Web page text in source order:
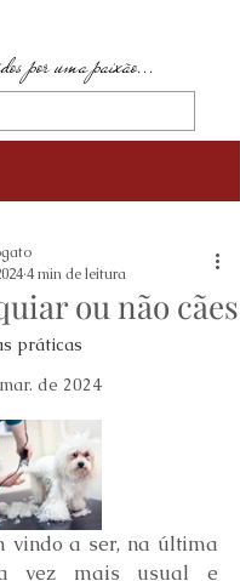
por uma paixão...
práticas
ou não cães
4 min de leitura
de 2024
NaN de 5 estrelas.
vindo a ser, na última
vez mais usual e